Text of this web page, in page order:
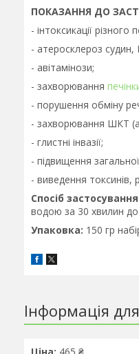
ПОКАЗАННЯ ДО
- інтоксикації
- атеросклероз судин,
- авітамінози;
- захворювання
- порушення обміну
- захворювання ШКТ
- глистні інвазії;
- підвищення
- виведення токсинів,
Спосіб
водою за 30 хвилин до
Упаковка: 150 гр
Інформація